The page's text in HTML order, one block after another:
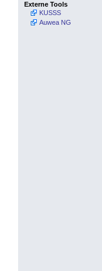
Externe Tools
KUSSS
Auwea NG